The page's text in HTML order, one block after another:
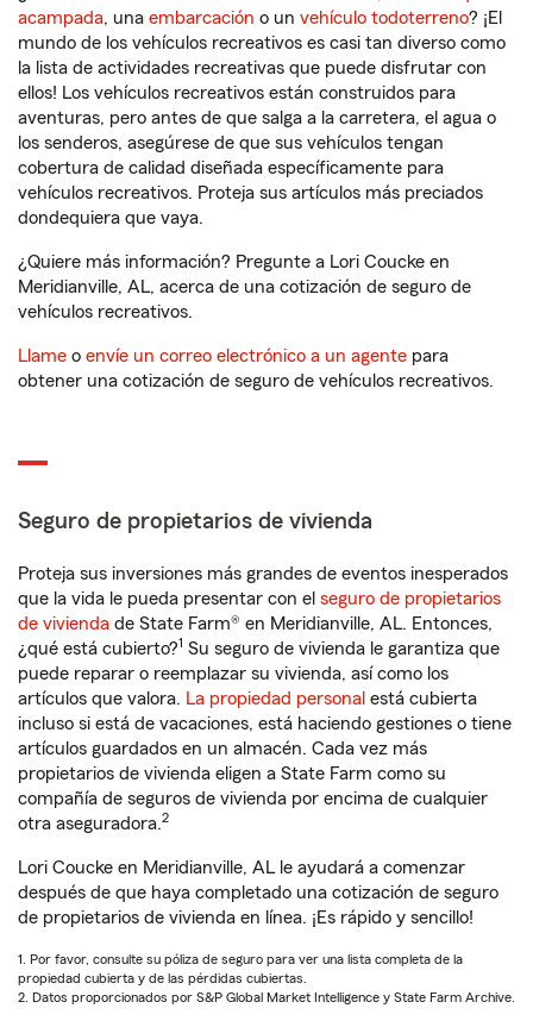
acampada, una embarcación o un vehículo todoterreno? ¡El
mundo de los vehículos recreativos es casi tan diverso como
la lista de actividades recreativas que puede disfrutar con
ellos! Los vehículos recreativos están construidos para
aventuras, pero antes de que salga a la carretera, el agua o
los senderos, asegúrese de que sus vehículos tengan
cobertura de calidad diseñada específicamente para
vehículos recreativos. Proteja sus artículos más preciados
dondequiera que vaya.
¿Quiere más información? Pregunte a Lori Coucke en
Meridianville, AL, acerca de una cotización de seguro de
vehículos recreativos.
Llame o envíe un correo electrónico a un agente para
obtener una cotización de seguro de vehículos recreativos.
Seguro de propietarios de vivienda
Proteja sus inversiones más grandes de eventos inesperados
que la vida le pueda presentar con el seguro de propietarios
de vivienda de State Farm® en Meridianville, AL. Entonces,
¿qué está cubierto?1 Su seguro de vivienda le garantiza que
puede reparar o reemplazar su vivienda, así como los
artículos que valora. La propiedad personal está cubierta
incluso si está de vacaciones, está haciendo gestiones o tiene
artículos guardados en un almacén. Cada vez más
propietarios de vivienda eligen a State Farm como su
compañía de seguros de vivienda por encima de cualquier
otra aseguradora.2
Lori Coucke en Meridianville, AL le ayudará a comenzar
después de que haya completado una cotización de seguro
de propietarios de vivienda en línea. ¡Es rápido y sencillo!
1. Por favor, consulte su póliza de seguro para ver una lista completa de la
propiedad cubierta y de las pérdidas cubiertas.
2. Datos proporcionados por S&P Global Market Intelligence y State Farm Archive.